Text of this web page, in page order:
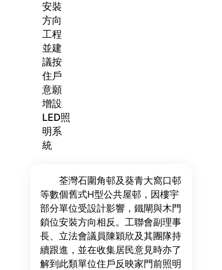
安裝
方向
工程
並建
議按
住戶
意願
增設
LED照
明系
統
荃灣石圍角邨及葵青大窩口邨
等數個舊式H型公共屋邨，因樓宇
部分單位受設計影響，鐵閘與木門
鎖位安裝方向相反。工聯會副理事
長、立法會議員陳穎欣及其團隊持
續跟進，並在收集居民意見時亦了
解到此類單位住戶反映家門前照明